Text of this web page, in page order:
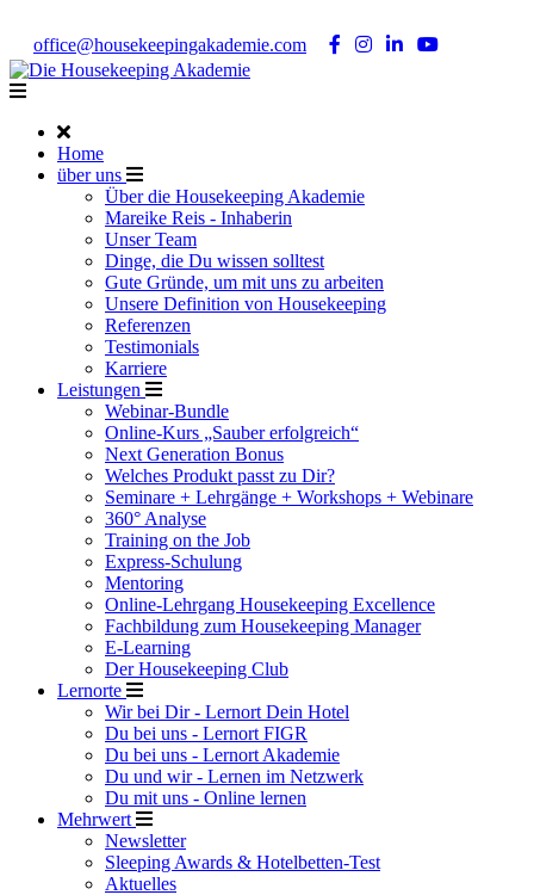
office@housekeepingakademie.com
Home
über uns
Über die Housekeeping Akademie
Mareike Reis - Inhaberin
Unser Team
Dinge, die Du wissen solltest
Gute Gründe, um mit uns zu arbeiten
Unsere Definition von Housekeeping
Referenzen
Testimonials
Karriere
Leistungen
Webinar-Bundle
Online-Kurs „Sauber erfolgreich“
Next Generation Bonus
Welches Produkt passt zu Dir?
Seminare + Lehrgänge + Workshops + Webinare
360° Analyse
Training on the Job
Express-Schulung
Mentoring
Online-Lehrgang Housekeeping Excellence
Fachbildung zum Housekeeping Manager
E-Learning
Der Housekeeping Club
Lernorte
Wir bei Dir - Lernort Dein Hotel
Du bei uns - Lernort FIGR
Du bei uns - Lernort Akademie
Du und wir - Lernen im Netzwerk
Du mit uns - Online lernen
Mehrwert
Newsletter
Sleeping Awards & Hotelbetten-Test
Aktuelles